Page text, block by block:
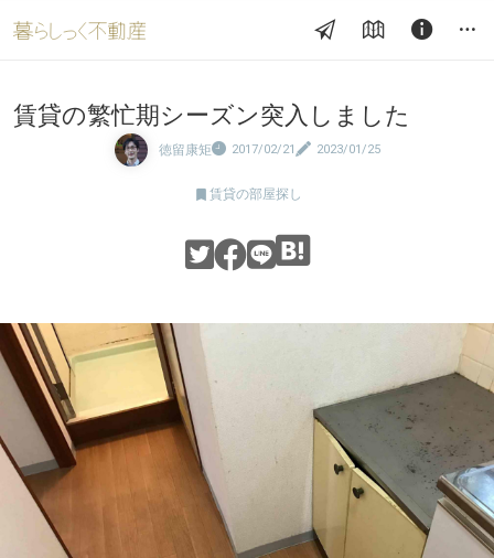
賃貸の繁忙期シーズン突入しました
徳留康矩 2017/02/21 2023/01/25
 賃貸の部屋探し